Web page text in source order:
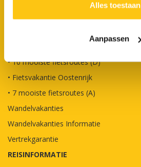
Alles toestaan
Aanpassen
• 10 mooiste fietsroutes (D)
• Fietsvakantie Oostenrijk
• 7 mooiste fietsroutes (A)
Wandelvakanties
Wandelvakanties Informatie
Vertrekgarantie
REISINFORMATIE